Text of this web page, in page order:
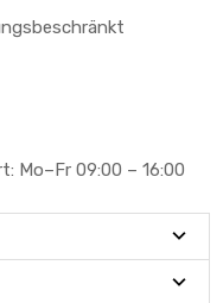
Mo–Fr 09:00 – 16:00